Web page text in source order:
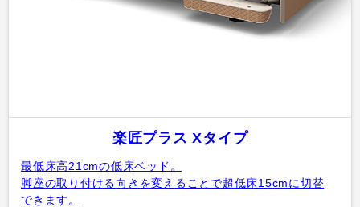
楽匠プラス Xタイプ
最低床高21cmの低床ベッド。
脚座の取り付ける向きを変えることで超低床15cmに切替
できます。